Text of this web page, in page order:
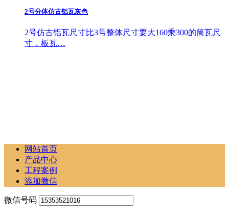
2号分体仿古铝瓦灰色
2号仿古铝瓦尺寸比3号整体尺寸要大160乘300的筒瓦尺
寸，板瓦…
网站首页
产品中心
工程案例
添加微信
微信号码